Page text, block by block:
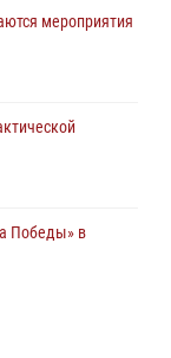
мероприятия
Победы» в
встретились с